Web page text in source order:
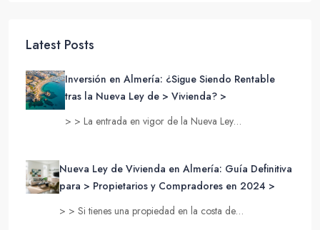
Latest Posts
Inversión en Almería: ¿Sigue Siendo Rentable
tras la Nueva Ley de > Vivienda? >
> > La entrada en vigor de la Nueva Ley…
Nueva Ley de Vivienda en Almería: Guía Definitiva
para > Propietarios y Compradores en 2024 >
> > Si tienes una propiedad en la costa de…